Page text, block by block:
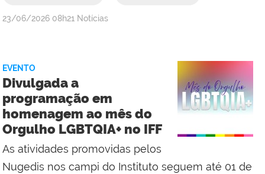
por
IFF
Campus
Cabo
Frio
publicado
23/06/2026 08h21 Notícias
EVENTO
Divulgada a
programação em
homenagem ao mês do
Orgulho LGBTQIA+ no IFF
As atividades promovidas pelos
Nugedis nos campi do Instituto seguem até 01 de